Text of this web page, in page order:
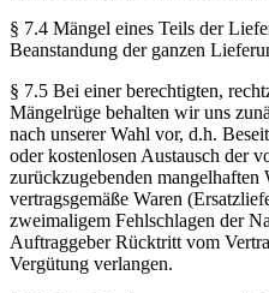
§ 7.4 Mängel eines Teils der
Beanstandung der ganzen
§ 7.5 Bei einer berechtigten,
Mängelrüge behalten wir uns
nach unserer Wahl vor, d.h.
oder kostenlosen Austausch der
zurückzugebenden mangelhaften
vertragsgemäße Waren
zweimaligem Fehlschlagen der
Auftraggeber Rücktritt vom
Vergütung verlangen.